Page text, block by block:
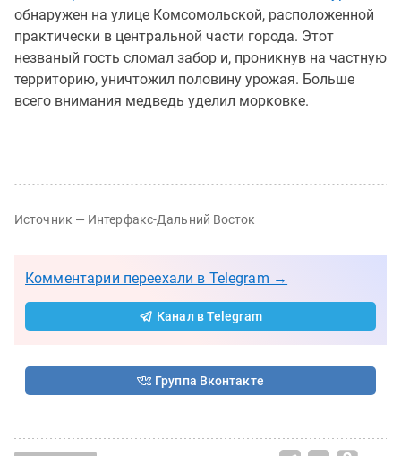
обнаружен на улице Комсомольской, расположенной
практически в центральной части города. Этот
незваный гость сломал забор и, проникнув на частную
территорию, уничтожил половину урожая. Больше
всего внимания медведь уделил морковке.
Источник — Интерфакс-Дальний Восток
Комментарии переехали в Telegram →
Канал в Telegram
Группа Вконтакте